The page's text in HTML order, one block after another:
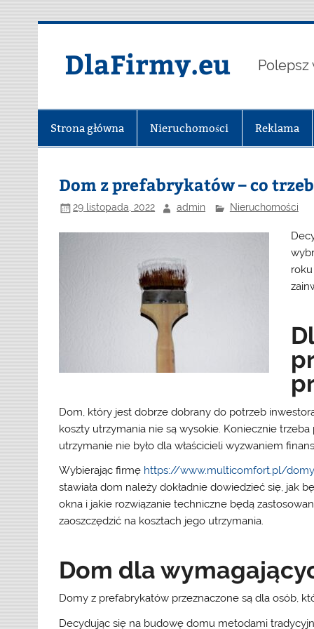
DlaFirmy.eu
Strona główna Nieruchomości Reklama
Dom z prefabrykatów – co
29 listopada, 2022 admin Nieruchomości
Dom, który jest dobrze dobrany do potrzeb
koszty utrzymania nie są wysokie. Koniecznie
utrzymanie nie było dla właścicieli wyzwaniem
Wybierając firmę https://www.multicomfort.pl/
stawiała dom należy dokładnie dowiedzieć się, jak
okna i jakie rozwiązanie techniczne będą
zaoszczędzić na kosztach jego utrzymania.
Dom dla
Domy z prefabrykatów przeznaczone są dla osób,
Decydując się na budowę domu metodami